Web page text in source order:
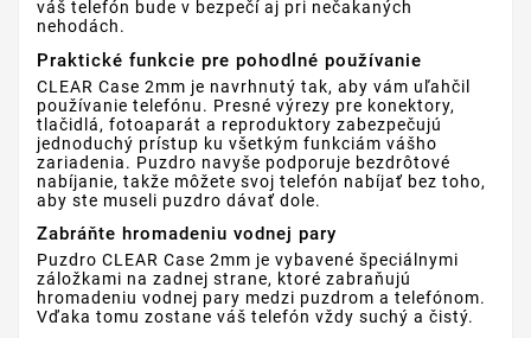
váš telefón bude v bezpečí aj pri nečakaných
nehodách.
Praktické funkcie pre pohodlné používanie
CLEAR Case 2mm je navrhnutý tak, aby vám uľahčil
používanie telefónu. Presné výrezy pre konektory,
tlačidlá, fotoaparát a reproduktory zabezpečujú
jednoduchý prístup ku všetkým funkciám vášho
zariadenia. Puzdro navyše podporuje bezdrôtové
nabíjanie, takže môžete svoj telefón nabíjať bez toho,
aby ste museli puzdro dávať dole.
Zabráňte hromadeniu vodnej pary
Puzdro CLEAR Case 2mm je vybavené špeciálnymi
záložkami na zadnej strane, ktoré zabraňujú
hromadeniu vodnej pary medzi puzdrom a telefónom.
Vďaka tomu zostane váš telefón vždy suchý a čistý.